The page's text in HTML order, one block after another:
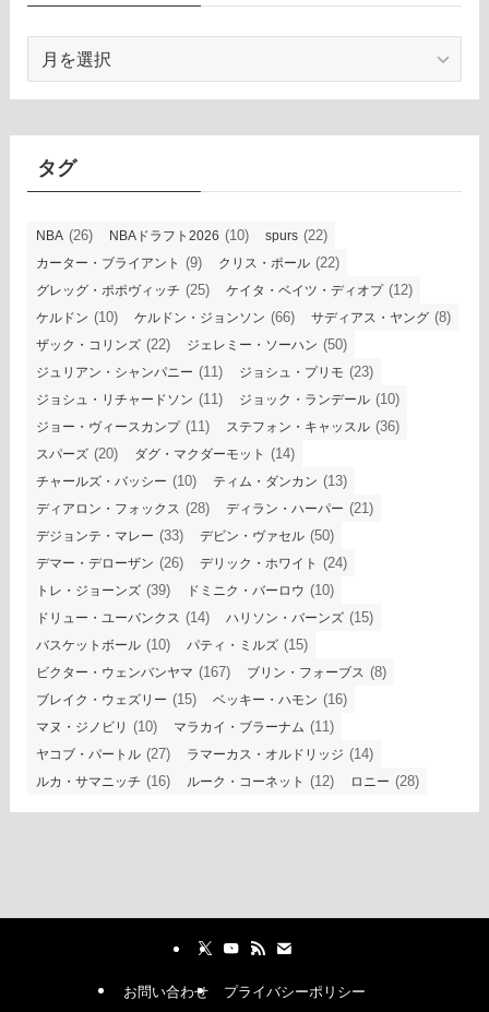
カ
タグ
NBA (26) NBAドラフト2026 (10) spurs (22)
カーター・ブライアント (9) クリス・ポール (22)
グレッグ・ポポヴィッチ (25) ケイタ・ベイツ・ディオプ(12)
ケルドン (10) ケルドン・ジョンソン (66) サディアス・ヤング (8)
ザック・コリンズ (22) ジェレミー・ソーハン (50)
ジュリアン・シャンパニー (11) ジョシュ・プリモ (23)
ジョシュ・リチャードソン (11) ジョック・ランデール (10)
ジョー・ヴィースカンプ(11) ステフォン・キャッスル (36)
スパーズ (20) ダグ・マクダーモット (14)
チャールズ・バッシー (10) ティム・ダンカン (13)
ディアロン・フォックス (28) ディラン・ハーパー (21)
デジョンテ・マレー (33) デビン・ヴァセル (50)
デマー・デローザン (26) デリック・ホワイト (24)
トレ・ジョーンズ (39) ドミニク・バーロウ (10)
ドリュー・ユーバンクス (14) ハリソン・バーンズ (15)
バスケットボール (10) パティ・ミルズ (15)
ビクター・ウェンバンヤマ (167) ブリン・フォーブス (8)
ブレイク・ウェズリー (15) ベッキー・ハモン (16)
マヌ・ジノビリ (10) マラカイ・ブラーナム (11)
ヤコブ・パートル (27) ラマーカス・オルドリッジ (14)
ルカ・サマニッチ (16) ルーク・コーネット (12) ロニー (28)
お問い合わせ プライバシーポリシー